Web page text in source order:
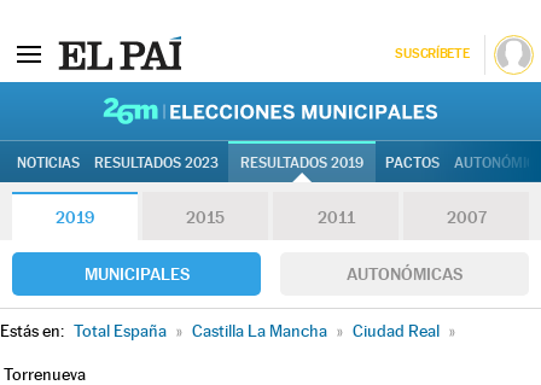
SUSCRÍBETE
NOTICIAS RESULTADOS 2023 RESULTADOS 2019 PACTOS
2019 2015 2011 2007
MUNICIPALES AUTONÓMICAS
Estás en: Total España » Castilla La Mancha » Ciudad Real »
Torrenueva